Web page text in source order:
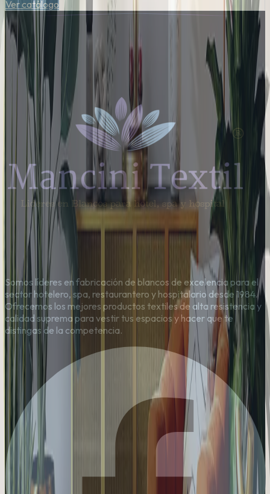
Ver catálogo
Somos líderes en fabricación de blancos de excelencia para el
sector hotelero, spa, restaurantero y hospitalario desde 1984.
Ofrecemos los mejores productos textiles de alta resistencia y
calidad suprema para vestir tus espacios y hacer que te
distingas de la competencia.